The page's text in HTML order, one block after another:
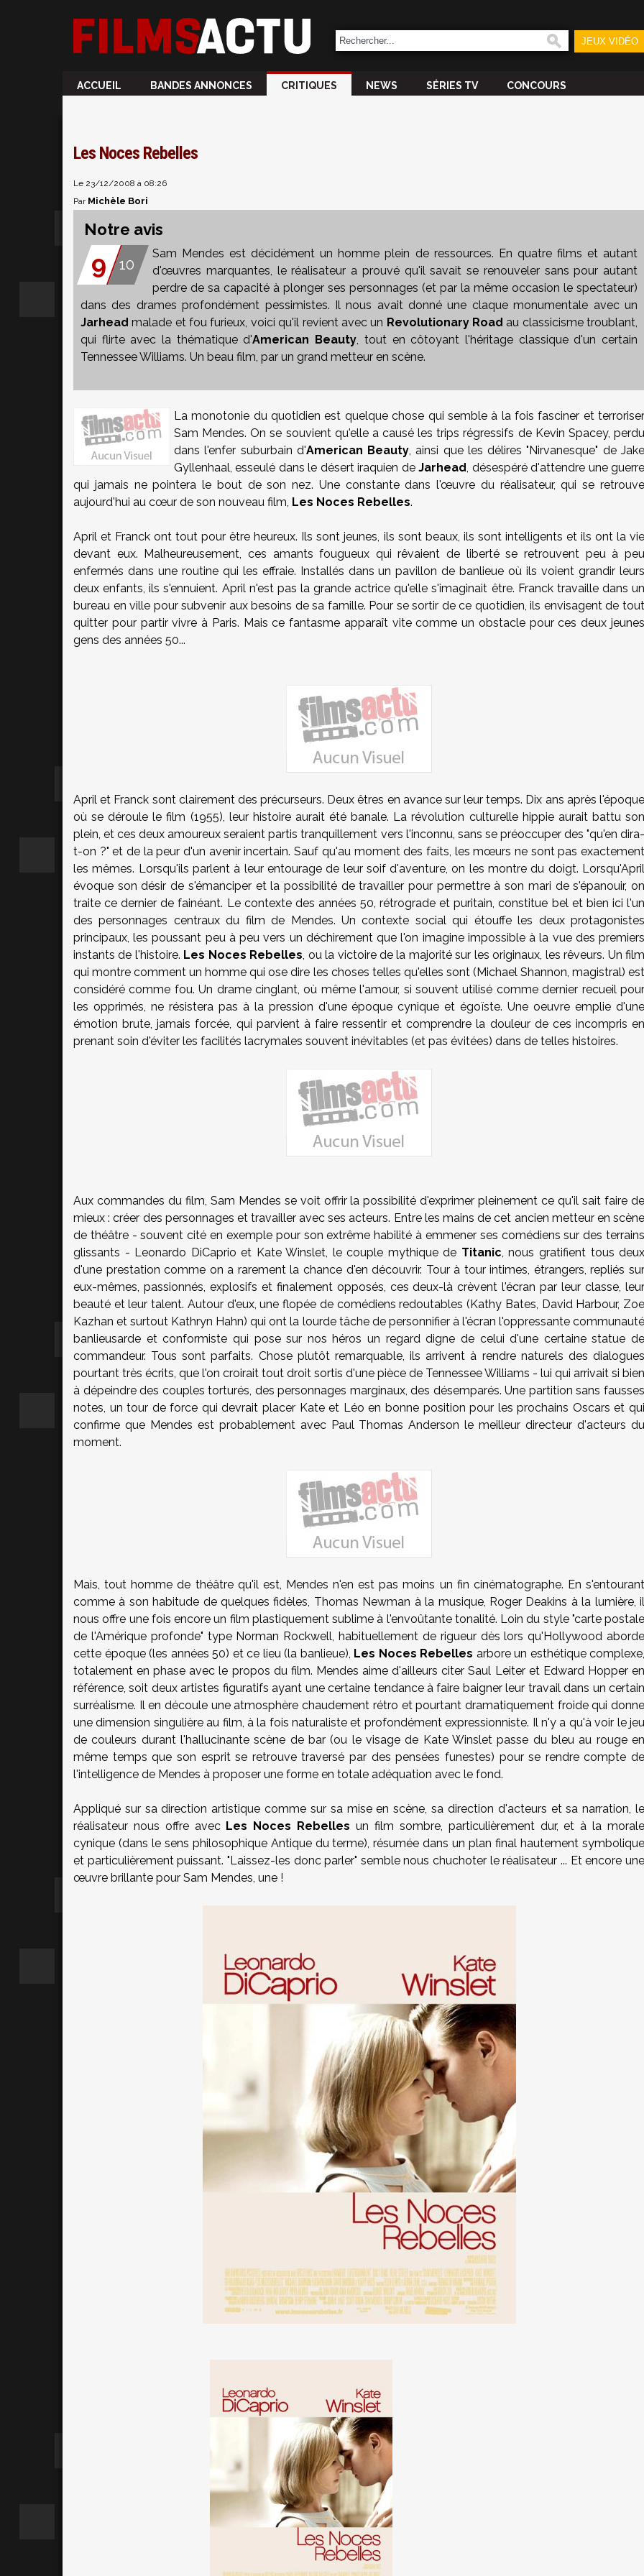
JEUX VIDÉO
ACCUEIL BANDES ANNONCES CRITIQUES NEWS SÉRIES TV CONCOURS
Les Noces Rebelles
Le 23/12/2008 à 08:26
Par Michèle Bori
Notre avis
9 10
Sam Mendes est décidément un homme plein de ressources. En quatre films et autant
d'œuvres marquantes, le réalisateur a prouvé qu'il savait se renouveler sans pour autant
perdre de sa capacité à plonger ses personnages (et par la même occasion le spectateur)
dans des drames profondément pessimistes. Il nous avait donné une claque monumentale avec un
Jarhead malade et fou furieux, voici qu'il revient avec un Revolutionary Road au classicisme troublant,
qui flirte avec la thématique d'American Beauty, tout en côtoyant l'héritage classique d'un certain
Tennessee Williams. Un beau film, par un grand metteur en scène.
La monotonie du quotidien est quelque chose qui semble à la fois fasciner et terroriser
Sam Mendes. On se souvient qu'elle a causé les trips régressifs de Kevin Spacey, perdu
dans l'enfer suburbain d'American Beauty, ainsi que les délires "Nirvanesque" deJake
Gyllenhaal, esseulé dans le désert iraquien deJarhead, désespéré d'attendre une guerre
qui jamais ne pointera le bout de son nez. Une constante dans l'œuvre du réalisateur, qui se retrouve
aujourd'hui au cœur de son nouveau film, Les Noces Rebelles.
April et Franck ont tout pour être heureux. Ils sont jeunes, ils sont beaux, ils sont intelligents et ils ont la vie
devant eux. Malheureusement, ces amants fougueux qui rêvaient de liberté se retrouvent peu à peu
enfermés dans une routine qui les effraie. Installés dans un pavillon de banlieue où ils voient grandir leurs
deux enfants, ils s'ennuient. April n'est pas la grande actrice qu'elle s'imaginait être. Franck travaille dans un
bureau en ville pour subvenir aux besoins de sa famille. Pour se sortir de ce quotidien, ils envisagent de tout
quitter pour partir vivre à Paris. Mais ce fantasme apparaît vite comme un obstacle pour ces deux jeunes
gens des années 50...
April et Franck sont clairement des précurseurs. Deux êtres en avance sur leur temps. Dix ans après l'époque
où se déroule le film (1955), leur histoire aurait été banale. La révolution culturelle hippie aurait battu son
plein, et ces deux amoureux seraient partis tranquillement vers l'inconnu, sans se préoccuper des "qu'en dira-
t-on ?" et de la peur d'un avenir incertain. Sauf qu'au moment des faits, les mœurs ne sont pas exactement
les mêmes. Lorsqu'ils parlent à leur entourage de leur soif d'aventure, on les montre du doigt. Lorsqu'April
évoque son désir de s'émanciper et la possibilité de travailler pour permettre à son mari de s'épanouir, on
traite ce dernier de fainéant. Le contexte des années 50, rétrograde et puritain, constitue bel et bien ici l'un
des personnages centraux du film de Mendes. Un contexte social qui étouffe les deux protagonistes
principaux, les poussant peu à peu vers un déchirement que l'on imagine impossible à la vue des premiers
instants de l'histoire. Les Noces Rebelles, ou la victoire de la majorité sur les originaux, les rêveurs. Un film
qui montre comment un homme qui ose dire les choses telles qu'elles sont (Michael Shannon, magistral) est
considéré comme fou. Un drame cinglant, où même l'amour, si souvent utilisé comme dernier recueil pour
les opprimés, ne résistera pas à la pression d'une époque cynique et égoïste. Une oeuvre emplie d'une
émotion brute, jamais forcée, qui parvient à faire ressentir et comprendre la douleur de ces incompris en
prenant soin d'éviter les facilités lacrymales souvent inévitables (et pas évitées) dans de telles histoires.
Aux commandes du film, Sam Mendes se voit offrir la possibilité d'exprimer pleinement ce qu'il sait faire de
mieux : créer des personnages et travailler avec ses acteurs. Entre les mains de cet ancien metteur en scène
de théâtre - souvent cité en exemple pour son extrême habilité à emmener ses comédiens sur des terrains
glissants - Leonardo DiCaprio et Kate Winslet, le couple mythique de Titanic, nous gratifient tous deux
d'une prestation comme on a rarement la chance d'en découvrir. Tour à tour intimes, étrangers, repliés sur
eux-mêmes, passionnés, explosifs et finalement opposés, ces deux-là crèvent l'écran par leur classe, leur
beauté et leur talent. Autour d'eux, une flopée de comédiens redoutables (Kathy Bates, David Harbour, Zoe
Kazhan et surtout Kathryn Hahn) qui ont la lourde tâche de personnifier à l'écran l'oppressante communauté
banlieusarde et conformiste qui pose sur nos héros un regard digne de celui d'une certaine statue de
commandeur. Tous sont parfaits. Chose plutôt remarquable, ils arrivent à rendre naturels des dialogues
pourtant très écrits, que l'on croirait tout droit sortis d'une pièce de Tennessee Williams - lui qui arrivait si bien
à dépeindre des couples torturés, des personnages marginaux, des désemparés. Une partition sans fausses
notes, un tour de force qui devrait placer Kate et Léo en bonne position pour les prochains Oscars et qui
confirme que Mendes est probablement avec Paul Thomas Anderson le meilleur directeur d'acteurs du
moment.
Mais, tout homme de théâtre qu'il est, Mendes n'en est pas moins un fin cinématographe. En s'entourant
comme à son habitude de quelques fidèles, Thomas Newman à la musique, Roger Deakins à la lumière, il
nous offre une fois encore un film plastiquement sublime à l'envoûtante tonalité. Loin du style "carte postale
de l'Amérique profonde" type Norman Rockwell, habituellement de rigueur dès lors qu'Hollywood aborde
cette époque (les années 50) et ce lieu (la banlieue), Les Noces Rebelles arbore un esthétique complexe,
totalement en phase avec le propos du film. Mendes aime d'ailleurs citer Saul Leiter et Edward Hopper en
référence, soit deux artistes figuratifs ayant une certaine tendance à faire baigner leur travail dans un certain
surréalisme. Il en découle une atmosphère chaudement rétro et pourtant dramatiquement froide qui donne
une dimension singulière au film, à la fois naturaliste et profondément expressionniste. Il n'y a qu'à voir le jeu
de couleurs durant l'hallucinante scène de bar (ou le visage de Kate Winslet passe du bleu au rouge en
même temps que son esprit se retrouve traversé par des pensées funestes) pour se rendre compte de
l'intelligence de Mendes à proposer une forme en totale adéquation avec le fond.
Appliqué sur sa direction artistique comme sur sa mise en scène, sa direction d'acteurs et sa narration, le
réalisateur nous offre avec Les Noces Rebelles un film sombre, particulièrement dur, et à la morale
cynique (dans le sens philosophique Antique du terme), résumée dans un plan final hautement symbolique
et particulièrement puissant. "Laissez-les donc parler" semble nous chuchoter le réalisateur ... Et encore une
œuvre brillante pour Sam Mendes, une !